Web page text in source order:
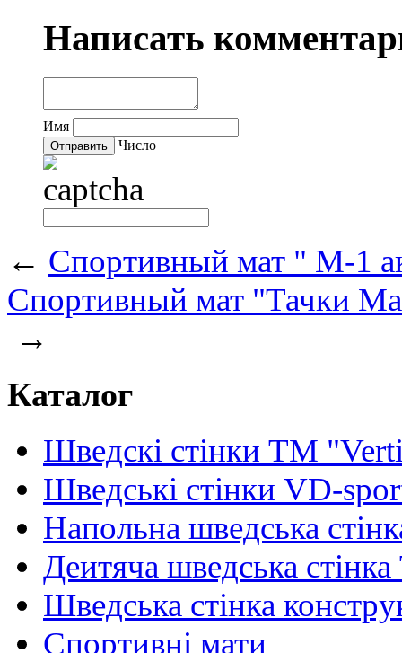
Написать
Имя
Число
← Спортивный мат " М-1
Спортивный мат "Тачки
→
Каталог
Шведскі стінки TM
Шведські стінки VD-
Напольна шведська
Деитяча шведська
Шведська стінка
Спортивні мати